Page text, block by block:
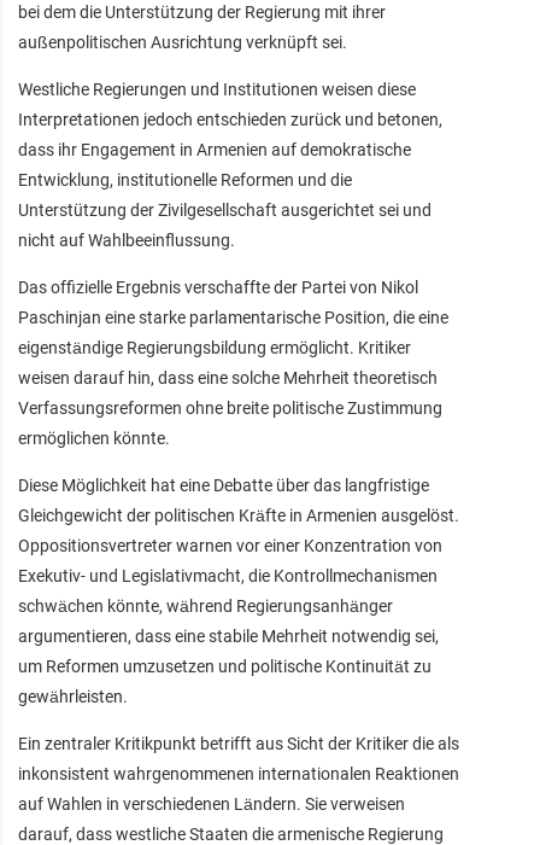
bei dem die Unterstützung der Regierung mit ihrer
außenpolitischen Ausrichtung verknüpft sei.
Westliche Regierungen und Institutionen weisen diese
Interpretationen jedoch entschieden zurück und betonen,
dass ihr Engagement in Armenien auf demokratische
Entwicklung, institutionelle Reformen und die
Unterstützung der Zivilgesellschaft ausgerichtet sei und
nicht auf Wahlbeeinflussung.
Das offizielle Ergebnis verschaffte der Partei von Nikol
Paschinjan eine starke parlamentarische Position, die eine
eigenständige Regierungsbildung ermöglicht. Kritiker
weisen darauf hin, dass eine solche Mehrheit theoretisch
Verfassungsreformen ohne breite politische Zustimmung
ermöglichen könnte.
Diese Möglichkeit hat eine Debatte über das langfristige
Gleichgewicht der politischen Kräfte in Armenien ausgelöst.
Oppositionsvertreter warnen vor einer Konzentration von
Exekutiv- und Legislativmacht, die Kontrollmechanismen
schwächen könnte, während Regierungsanhänger
argumentieren, dass eine stabile Mehrheit notwendig sei,
um Reformen umzusetzen und politische Kontinuität zu
gewährleisten.
Ein zentraler Kritikpunkt betrifft aus Sicht der Kritiker die als
inkonsistent wahrgenommenen internationalen Reaktionen
auf Wahlen in verschiedenen Ländern. Sie verweisen
darauf, dass westliche Staaten die armenische Regierung